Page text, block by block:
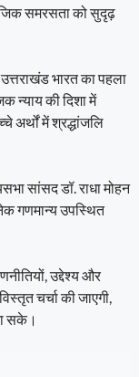
समरसता को सुदृढ़
भारत का पहला
न्याय की दिशा में
अर्थों में श्रद्धांजलि
सांसद डॉ. राधा मोहन
गणमान्य उपस्थित
उद्देश्य और
चर्चा की जाएगी,
सके।